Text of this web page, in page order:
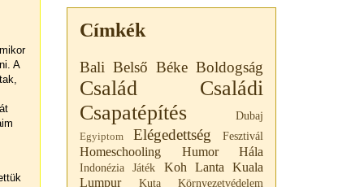
A
Címkék
Bali Belső Béke Boldogság
Család
Családi
Csapatépítés
Dubaj
Egyiptom Elégedettség Fesztivál
Homeschooling Humor Hála
Indonézia Játék Koh Lanta
Kuala
Lumpur
Kuta Környezetvédelem